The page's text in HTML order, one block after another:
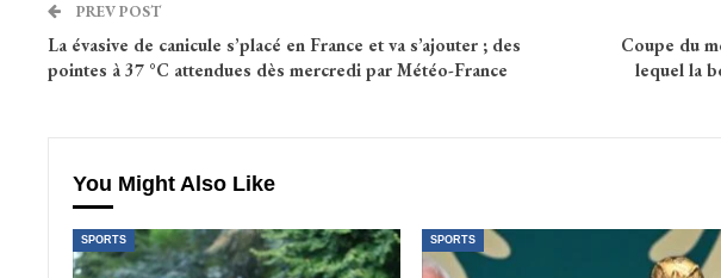
PREV POST
La évasive de canicule s’placé en France et va s’ajouter ; des
pointes à 37 °C attendues dès mercredi par Météo-France
Coupe du
lequel la
You Might Also Like
SPORTS SPORTS